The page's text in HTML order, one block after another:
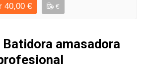
40,00 € €
amasadora